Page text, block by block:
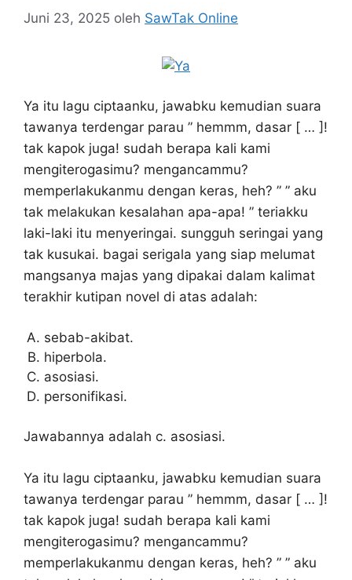
Juni 23, 2025 oleh SawTak Online
Ya itu lagu ciptaanku, jawabku kemudian suara
tawanya terdengar parau ” hemmm, dasar [ … ]!
tak kapok juga! sudah berapa kali kami
mengiterogasimu? mengancammu?
memperlakukanmu dengan keras, heh? ” ” aku
tak melakukan kesalahan apa-apa! ” teriakku
laki-laki itu menyeringai. sungguh seringai yang
tak kusukai. bagai serigala yang siap melumat
mangsanya majas yang dipakai dalam kalimat
terakhir kutipan novel di atas adalah:
sebab-akibat.
hiperbola.
asosiasi.
personifikasi.
Jawabannya adalah c. asosiasi.
Ya itu lagu ciptaanku, jawabku kemudian suara
tawanya terdengar parau ” hemmm, dasar [ … ]!
tak kapok juga! sudah berapa kali kami
mengiterogasimu? mengancammu?
memperlakukanmu dengan keras, heh? ” ” aku